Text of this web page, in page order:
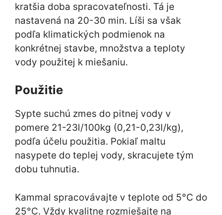
kratšia doba spracovateľnosti. Tá je
nastavená na 20-30 min. Líši sa však
podľa klimatických podmienok na
konkrétnej stavbe, množstva a teploty
vody použitej k miešaniu.
Použitie
Sypte suchú zmes do pitnej vody v
pomere 21-23l/100kg (0,21-0,23l/kg),
podľa účelu použitia. Pokiaľ maltu
nasypete do teplej vody, skracujete tým
dobu tuhnutia.
Kammal spracovávajte v teplote od 5°C do
25°C. Vždy kvalitne rozmiešajte na